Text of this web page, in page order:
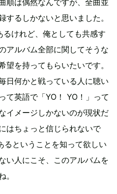
るしかないと思いました。
るけれど、俺としても共感す
アルバム全部に関してそうな
望を持ってもらいたいです。
日何かと戦っている人に聴い
て英語で「YO！ YO！」って
イメージしかないのが現状だ
はちょっと信じられないで
るということを知って欲しい
い人にこそ、このアルバムを
。